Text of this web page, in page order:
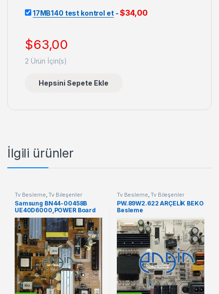
17MB140 test kontrol et-$34,00
$63,00
2 Ürün İçin(s)
Hepsini Sepete Ekle
İlgili ürünler
Tv Besleme ,Tv Bileşenler
Samsung BN44-00458B
UE40D6000,POWER Board
Tv Besleme ,Tv Bileşenler
PW.89W2.622 ARÇELİK BEKO
Besleme